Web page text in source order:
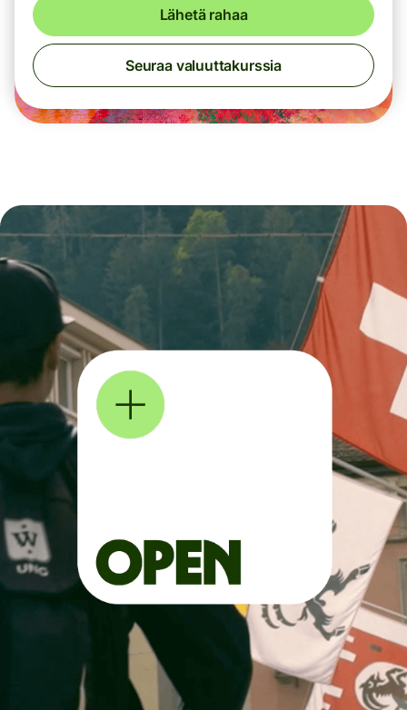
Lähetä rahaa
Seuraa valuuttakurssia